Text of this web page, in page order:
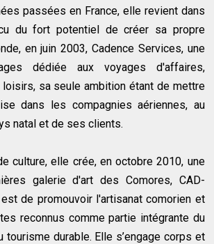
passées en France, elle revient dans
du fort potentiel de créer sa propre
en juin 2003, Cadence Services, une
dédiée aux voyages d'affaires,
sa seule ambition étant de mettre
dans les compagnies aériennes, au
natal et de ses clients.
culture, elle crée, en octobre 2010, une
galerie d'art des Comores, CAD-
de promouvoir l'artisanat comorien et
reconnus comme partie intégrante du
tourisme durable. Elle s’engage corps et